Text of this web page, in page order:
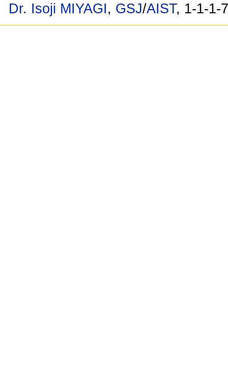
Dr. Isoji MIYAGI, GSJ/AIST, 1-1-1-